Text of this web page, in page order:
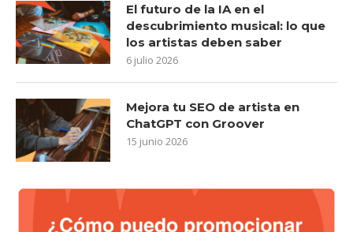
El futuro de la IA en el
descubrimiento musical: lo que
los artistas deben saber
6 julio 2026
Mejora tu SEO de artista en
ChatGPT con Groover
15 junio 2026